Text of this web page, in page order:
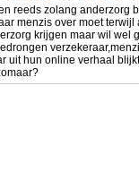
reeds zolang anderzorg
menzis over moet
krijgen maar wil wel
uit hun online verhaal